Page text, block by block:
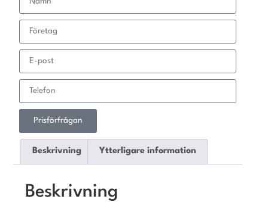
Prisförfrågan
Beskrivning Ytterligare information
Beskrivning